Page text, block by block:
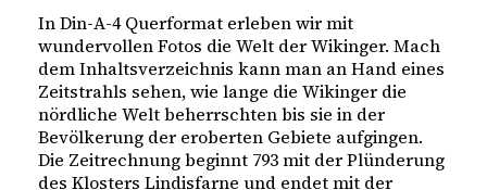
In Din-A-4 Querformat erleben wir mit
wundervollen Fotos die Welt der Wikinger. Mach
dem Inhaltsverzeichnis kann man an Hand eines
Zeitstrahls sehen, wie lange die Wikinger die
nördliche Welt beherrschten bis sie in der
Bevölkerung der eroberten Gebiete aufgingen.
Die Zeitrechnung beginnt 793 mit der Plünderung
des Klosters Lindisfarne und endet mit der